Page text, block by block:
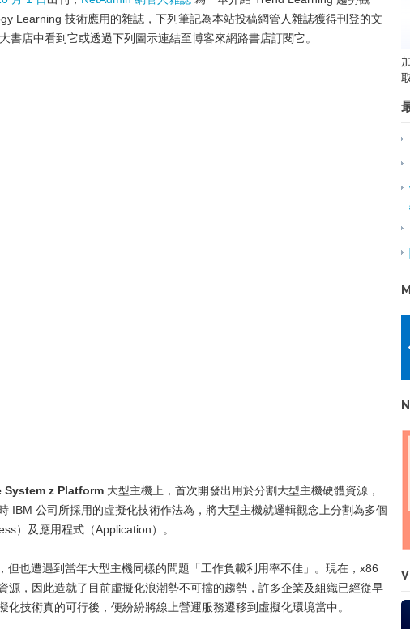
Learning 技術應用的雜誌，下列筆記為本站投稿網管人雜誌獲得刊登的文
書店中看到它或透過下列圖示連結至博客來網路書店訂閱它。
System z Platform 大型主機上，首次開發出用於分割大型主機硬體資源，
IBM 公司所採用的虛擬化技術作法為，將大型主機就邏輯觀念上分割為多個
）及應用程式（Application）。
但也遭遇到當年大型主機同樣的問題「工作負載利用率不佳」。現在，x86
源，因此造就了目前虛擬化浪潮勢不可擋的趨勢，許多企業及組織已經從早
技術真的可行後，便紛紛將線上營運服務遷移到虛擬化環境當中。